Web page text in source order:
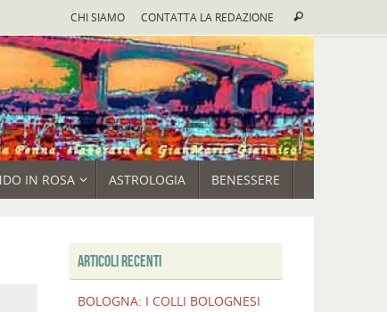
CHI SIAMO CONTATTA LA REDAZIONE Cerca
IN ROSA ASTROLOGIA BENESSERE
ARTICOLI RECENTI
BOLOGNA: I COLLI BOLOGNESI